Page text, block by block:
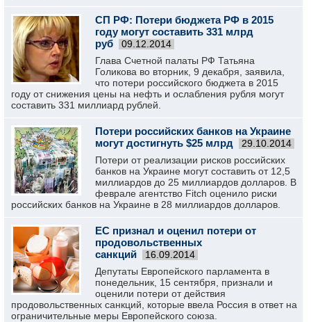
СП РФ: Потери бюджета РФ в 2015
году могут составить 331 млрд
руб
09.12.2014
Глава Счетной палаты РФ Татьяна
Голикова во вторник, 9 декабря, заявила,
что потери российского бюджета в 2015
году от снижения цены на нефть и ослабления рубля могут
составить 331 миллиард рублей.
Потери российских банков на Украине
могут достигнуть $25 млрд
29.10.2014
Потери от реализации рисков российских
банков на Украине могут составить от 12,5
миллиардов до 25 миллиардов долларов. В
феврале агентство Fitch оценило риски
российских банков на Украине в 28 миллиардов долларов.
ЕС признал и оценил потери от
продовольственных
санкций
16.09.2014
Депутаты Европейского парламента в
понедельник, 15 сентября, признали и
оценили потери от действия
продовольственных санкций, которые ввела Россия в ответ на
ограничительные меры Европейского союза.